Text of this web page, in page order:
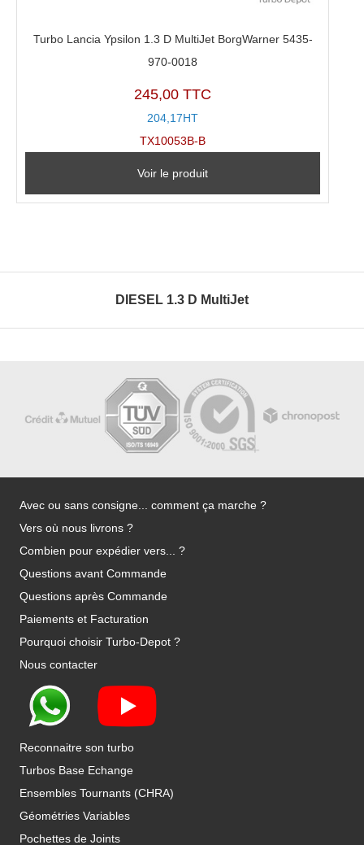
Turbo Lancia Ypsilon 1.3 D MultiJet BorgWarner 5435-
970-0018
245,00 TTC
204,17HT
TX10053B-B
Voir le produit
DIESEL 1.3 D MultiJet
Avec ou sans consigne... comment ça marche ?
Vers où nous livrons ?
Combien pour expédier vers... ?
Questions avant Commande
Questions après Commande
Paiements et Facturation
Pourquoi choisir Turbo-Depot ?
Nous contacter
Reconnaitre son turbo
Turbos Base Echange
Ensembles Tournants (CHRA)
Géométries Variables
Pochettes de Joints